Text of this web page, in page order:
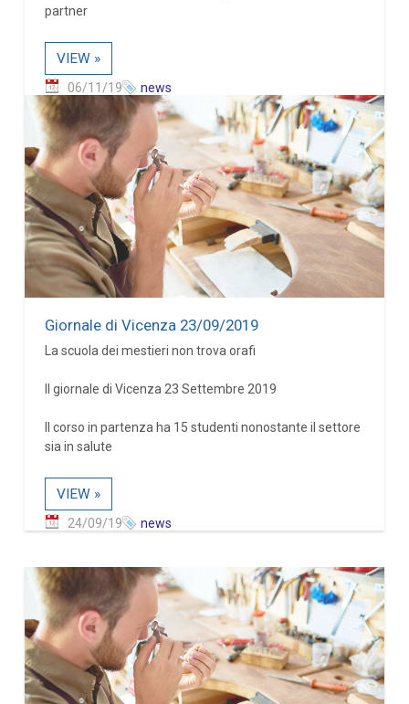
partner
VIEW »
06/11/19 news
Giornale di Vicenza 23/09/2019
La scuola dei mestieri non trova orafi
Il giornale di Vicenza 23 Settembre 2019
Il corso in partenza ha 15 studenti nonostante il settore
sia in salute
VIEW »
24/09/19 news